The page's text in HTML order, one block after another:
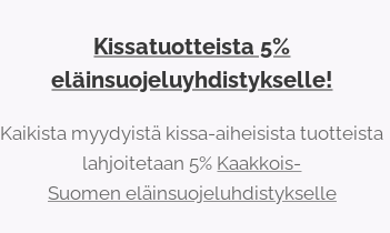
Kissatuotteista 5%
eläinsuojeluyhdistykselle!
Kaikista myydyistä kissa-aiheisista tuotteista
lahjoitetaan 5% Kaakkois-
Suomen eläinsuojeluhdistykselle